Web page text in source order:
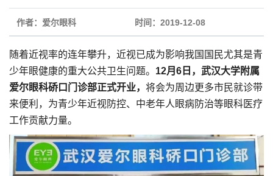
作者：爱尔眼科 时间：2019-12-08
随着近视率的连年攀升，近视已成为影响我国国民尤其是青
少年眼健康的重大公共卫生问题。 12月6日，武汉大学附属
爱尔眼科硚口门诊部正式开业， 将会为周边更多市民就诊带
来便利，为青少年近视防控、中老年人眼病防治等眼科医疗
工作贡献力量。